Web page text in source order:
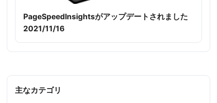
PageSpeedInsightsがアップデートされました
2021/11/16
主なカテゴリ